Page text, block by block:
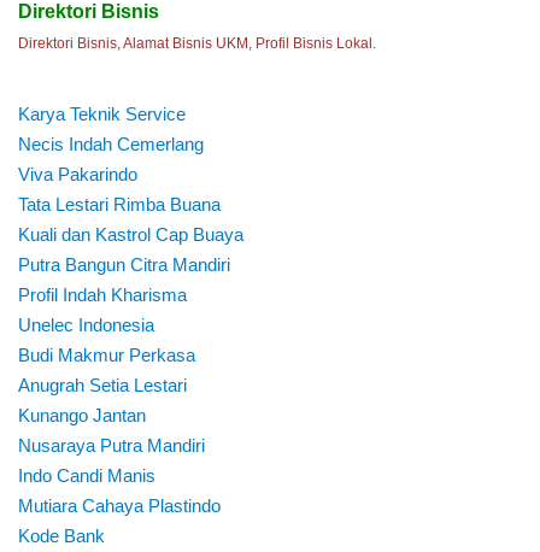
Direktori Bisnis
Direktori Bisnis, Alamat Bisnis UKM, Profil Bisnis Lokal.
Karya Teknik Service
Necis Indah Cemerlang
Viva Pakarindo
Tata Lestari Rimba Buana
Kuali dan Kastrol Cap Buaya
Putra Bangun Citra Mandiri
Profil Indah Kharisma
Unelec Indonesia
Budi Makmur Perkasa
Anugrah Setia Lestari
Kunango Jantan
Nusaraya Putra Mandiri
Indo Candi Manis
Mutiara Cahaya Plastindo
Kode Bank